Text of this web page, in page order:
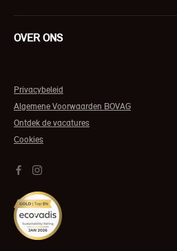
OVER ONS
Privacybeleid
Algemene Voorwaarden BOVAG
Ontdek de vacatures
Cookies